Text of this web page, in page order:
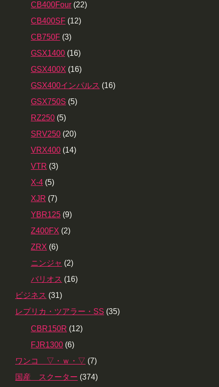
CB400Four (22)
CB400SF (12)
CB750F (3)
GSX1400 (16)
GSX400X (16)
GSX400インパルス (16)
GSX750S (5)
RZ250 (5)
SRV250 (20)
VRX400 (14)
VTR (3)
X-4 (5)
XJR (7)
YBR125 (9)
Z400FX (2)
ZRX (6)
ニンジャ (2)
バリオス (16)
ビジネス (31)
レプリカ・ツアラー・SS (35)
CBR150R (12)
FJR1300 (6)
ワンコ ▽・ｗ・▽ (7)
国産 スクーター (374)